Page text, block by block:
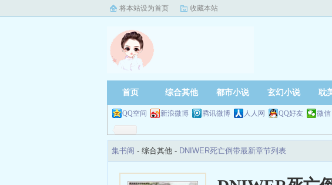
将本站设为首页 收藏本站
首页 综合其他 都市小说 玄幻小说 耽
QQ空间 新浪微博 腾讯微博 人人网 QQ好友 微信
集书阁 - 综合其他 - DNIWER死亡倒带最新章节列表